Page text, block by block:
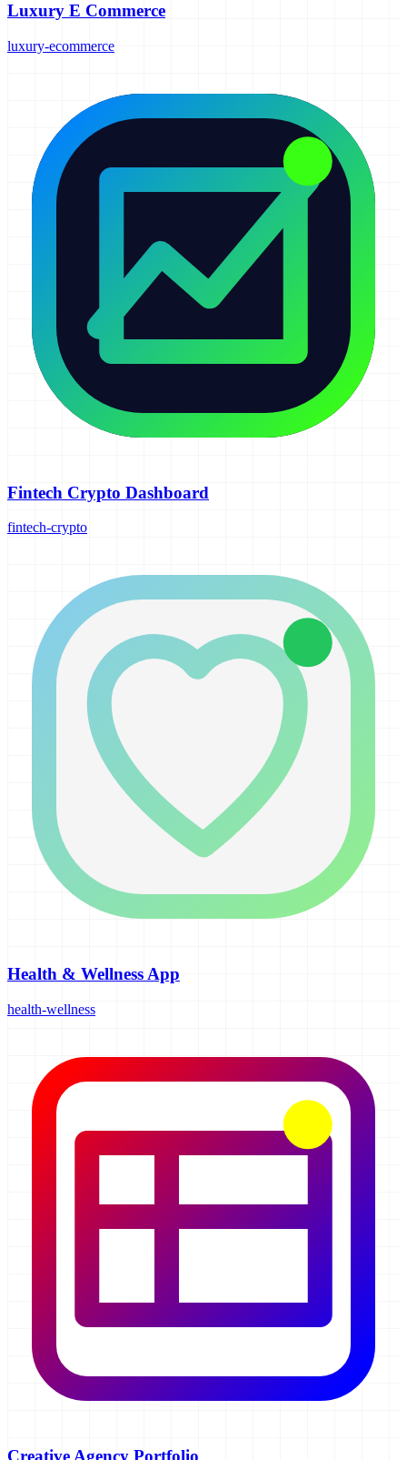
Luxury E Commerce
luxury-ecommerce
Fintech Crypto Dashboard
fintech-crypto
Health & Wellness App
health-wellness
Creative Agency Portfolio